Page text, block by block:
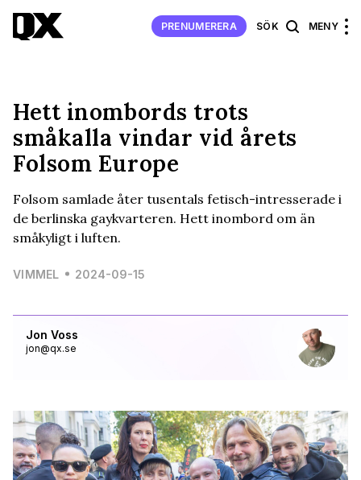
PRENUMERERA SÖK MENY
Jon Voss
jon@qx.se
Hett inombords trots
småkalla vindar vid årets
Folsom Europe
Folsom samlade åter tusentals fetisch-intresserade i
de berlinska gaykvarteren. Hett inombord om än
småkyligt i luften.
VIMMEL 2024-09-15